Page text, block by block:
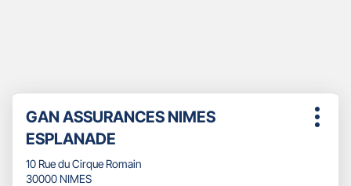
sur
touche
ENTRÉE
pour
Point
de
vente
:
GAN ASSURANCES NIMES
ESPLANADE
10 Rue du Cirque Romain
30000 NIMES
Plus